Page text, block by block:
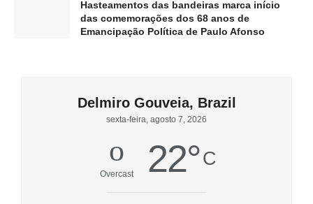
Hasteamentos das bandeiras marca início
das comemorações dos 68 anos de
Emancipação Política de Paulo Afonso
Delmiro Gouveia, Brazil
sexta-feira, agosto 7, 2026
Overcast 22°C